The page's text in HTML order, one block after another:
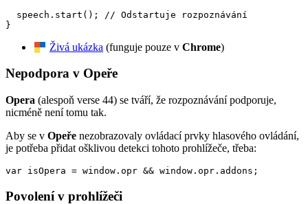
  speech.start(); // Odstartuje rozpoznávání
}
Živá ukázka (funguje pouze v Chrome)
Nepodpora v Opeře
Opera (alespoň verse 44) se tváří, že rozpoznávání podporuje,
nicméně není tomu tak.
Aby se v Opeře nezobrazovaly ovládací prvky hlasového ovládání,
je potřeba přidat ošklivou detekci tohoto prohlížeče, třeba:
var isOpera = window.opr && window.opr.addons;
Povolení v prohlížeči